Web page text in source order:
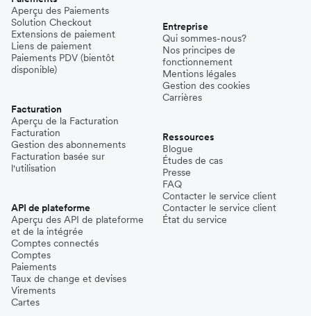
Aperçu des Paiements
Solution Checkout
Extensions de paiement
Liens de paiement
Paiements PDV (bientôt
disponible)
Facturation
Aperçu de la Facturation
Facturation
Gestion des abonnements
Facturation basée sur
l'utilisation
API de plateforme
Aperçu des API de plateforme
et de la intégrée
Comptes connectés
Comptes
Paiements
Taux de change et devises
Virements
Cartes
Entreprise
Qui sommes-nous?
Nos principes de
fonctionnement
Mentions légales
Gestion des cookies
Carrières
Ressources
Blogue
Études de cas
Presse
FAQ
Contacter le service client
Contacter le service client
État du service